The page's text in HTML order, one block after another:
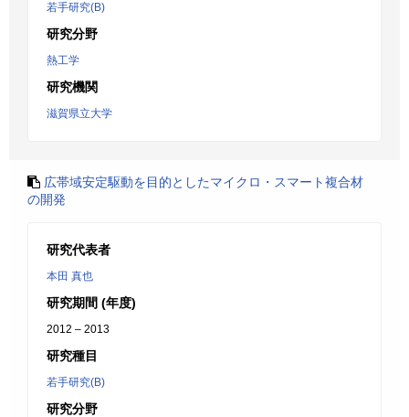
若手研究(B)
研究分野
熱工学
研究機関
滋賀県立大学
広帯域安定駆動を目的としたマイクロ・スマート複合材
の開発
研究代表者
本田 真也
研究期間 (年度)
2012 – 2013
研究種目
若手研究(B)
研究分野